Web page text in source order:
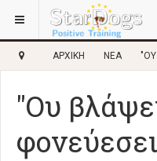
ΑΡΧΙΚΉ ΝΈΑ
"Ου